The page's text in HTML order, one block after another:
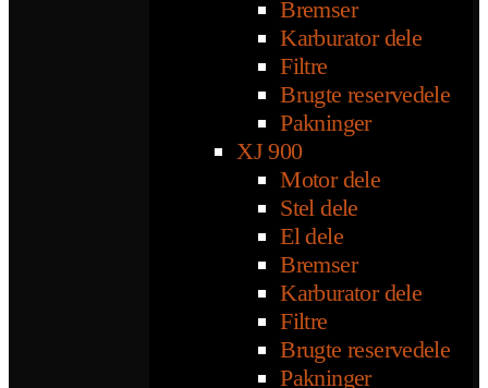
Bremser
Karburator dele
Filtre
Brugte reservedele
Pakninger
XJ 900
Motor dele
Stel dele
El dele
Bremser
Karburator dele
Filtre
Brugte reservedele
Pakninger